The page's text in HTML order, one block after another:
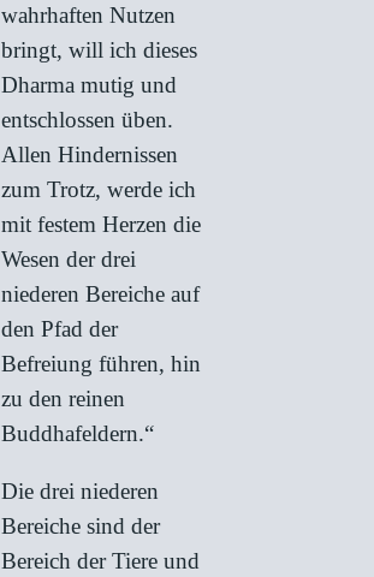
wahrhaften Nutzen
bringt, will ich dieses
Dharma mutig und
entschlossen üben.
Allen Hindernissen
zum Trotz, werde ich
mit festem Herzen die
Wesen der drei
niederen Bereiche auf
den Pfad der
Befreiung führen, hin
zu den reinen
Buddhafeldern.“
Die drei niederen
Bereiche sind der
Bereich der Tiere und